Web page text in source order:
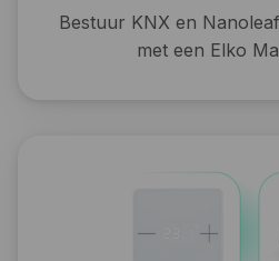
Bestuur KNX en
met een Elko